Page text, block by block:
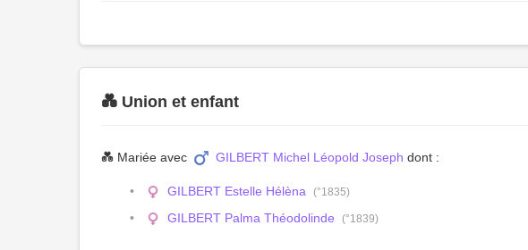
💑 Union et enfant
💑 Mariée avec GILBERT Michel Léopold Joseph dont :
GILBERT Estelle Hélèna (°1835)
GILBERT Palma Théodolinde (°1839)